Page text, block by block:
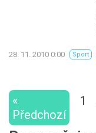
28. 11. 2010 0:00 Sport
«
Předchozí
1